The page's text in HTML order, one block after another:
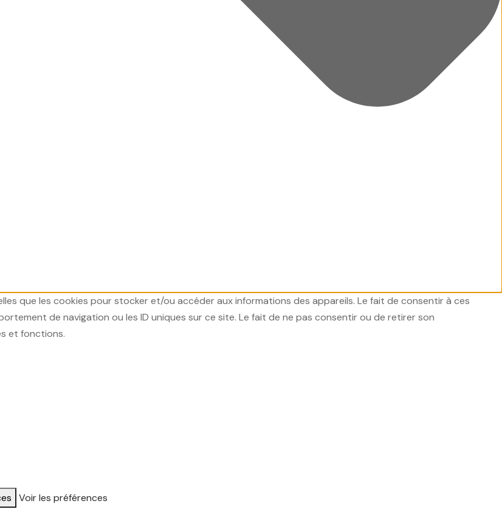
que les cookies pour stocker et/ou accéder aux informations des appareils. Le fait de consentir à ces
de navigation ou les ID uniques sur ce site. Le fait de ne pas consentir ou de retirer son
et fonctions.
Voir les préférences